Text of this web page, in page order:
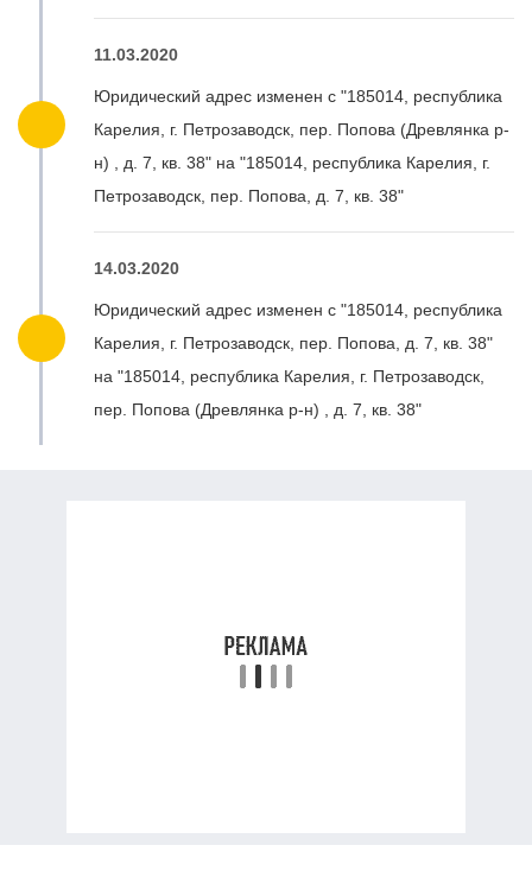
11.03.2020
Юридический адрес изменен с "185014, республика
Карелия, г. Петрозаводск, пер. Попова (Древлянка р-
н) , д. 7, кв. 38" на "185014, республика Карелия, г.
Петрозаводск, пер. Попова, д. 7, кв. 38"
14.03.2020
Юридический адрес изменен с "185014, республика
Карелия, г. Петрозаводск, пер. Попова, д. 7, кв. 38"
на "185014, республика Карелия, г. Петрозаводск,
пер. Попова (Древлянка р-н) , д. 7, кв. 38"